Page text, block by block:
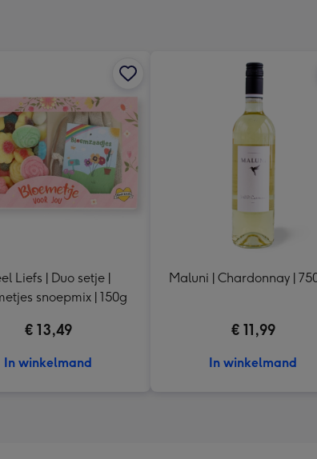
Liefs | Duo setje |
snoepmix | 150g
€ 13,49
In winkelmand
Maluni | Chardonnay |
€ 11,99
In winkelmand